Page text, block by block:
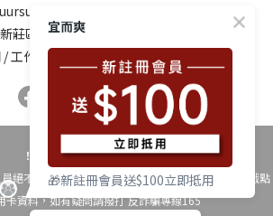
shing.com.tw
莊區新北大道三段7號17樓之2
工作日10:00-12:00、13:00-17:00
！時時警覺反詐騙！
絕不會以電話要求您操作ATM自動櫃員機、換購遊戲點
卡資料，如有疑問請撥打 反詐騙專線165
宜而爽
🎁新註冊會員送$100立即抵用